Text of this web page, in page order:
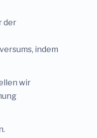
der
indem
wir